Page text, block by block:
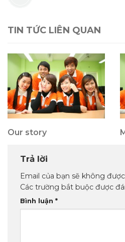
TIN TỨC LIÊN QUAN
Our story
Trả lời
Email của bạn sẽ không
Các trường bắt buộc được
Bình luận *